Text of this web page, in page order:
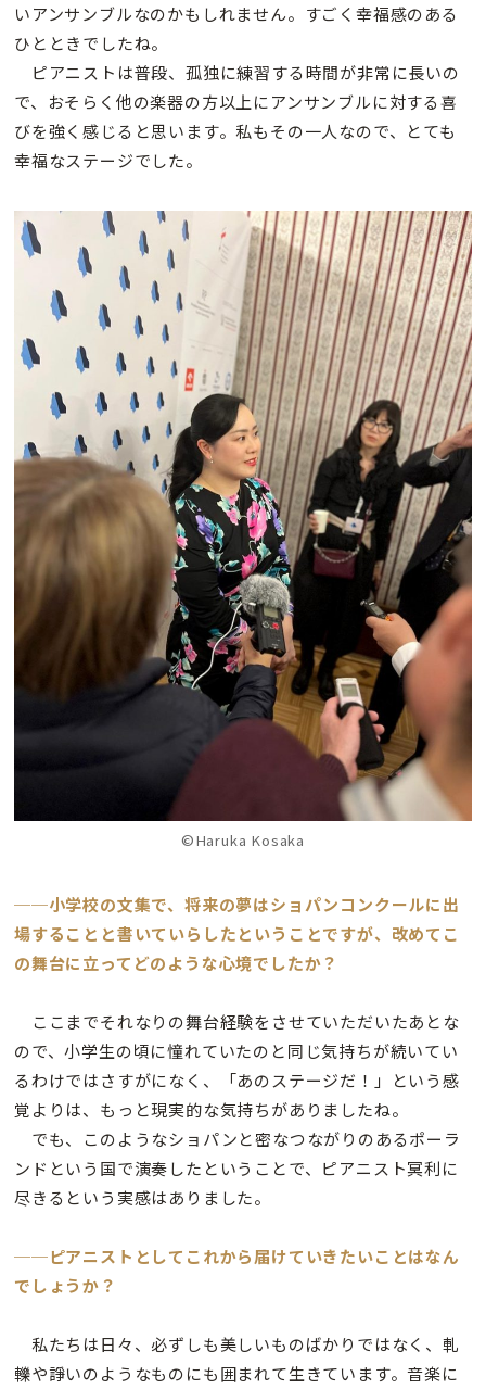
いアンサンブルなのかもしれません。すごく幸福感のある
ひとときでしたね。
ピアニストは普段、孤独に練習する時間が非常に長いの
で、おそらく他の楽器の方以上にアンサンブルに対する喜
びを強く感じると思います。私もその一人なので、とても
幸福なステージでした。
©Haruka Kosaka
──小学校の文集で、将来の夢はショパンコンクールに出
場することと書いていらしたということですが、改めてこ
の舞台に立ってどのような心境でしたか？
ここまでそれなりの舞台経験をさせていただいたあとな
ので、小学生の頃に憧れていたのと同じ気持ちが続いてい
るわけではさすがになく、「あのステージだ！」という感
覚よりは、もっと現実的な気持ちがありましたね。
でも、このようなショパンと密なつながりのあるポーラ
ンドという国で演奏したということで、ピアニスト冥利に
尽きるという実感はありました。
──ピアニストとしてこれから届けていきたいことはなん
でしょうか？
私たちは日々、必ずしも美しいものばかりではなく、軋
轢や諍いのようなものにも囲まれて生きています。音楽に